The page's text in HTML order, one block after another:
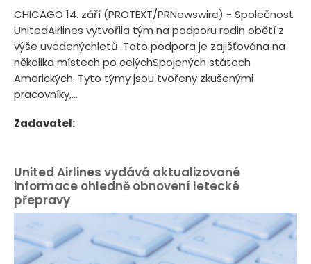
CHICAGO 14. září (PROTEXT/PRNewswire) - Společnost
UnitedAirlines vytvořila tým na podporu rodin obětí z
výše uvedenýchletů. Tato podpora je zajišťována na
několika místech po celýchSpojených státech
Amerických. Tyto týmy jsou tvořeny zkušenými
pracovníky,...
Zadavatel:
United Airlines vydává aktualizované
informace ohledně obnovení letecké
přepravy